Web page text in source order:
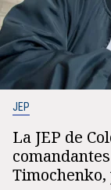
JEP
La JEP de